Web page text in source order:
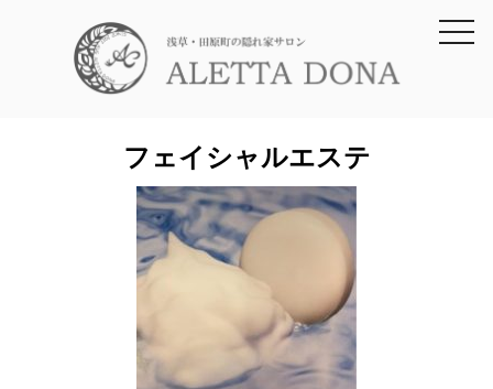
toggle
フェイシャルエステ